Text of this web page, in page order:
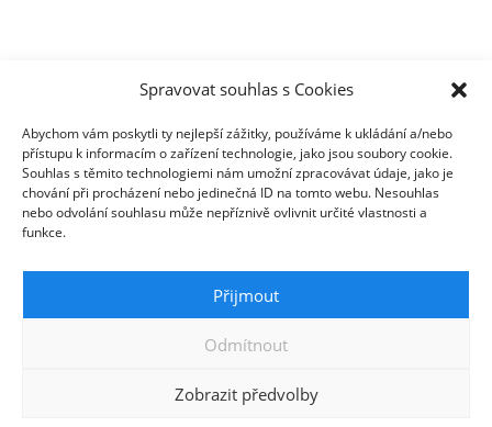
Spravovat souhlas s Cookies
Abychom vám poskytli ty nejlepší zážitky, používáme k ukládání a/nebo
přístupu k informacím o zařízení technologie, jako jsou soubory cookie.
Souhlas s těmito technologiemi nám umožní zpracovávat údaje, jako je
chování při procházení nebo jedinečná ID na tomto webu. Nesouhlas
nebo odvolání souhlasu může nepříznivě ovlivnit určité vlastnosti a
funkce.
Přijmout
Odmítnout
Zobrazit předvolby
Po – Pá: 8:00 – 16:00
Provozuje
WINDOORS OKNA s.r.o.
IČO: 02024233
© windoorsokna.cz | Created by